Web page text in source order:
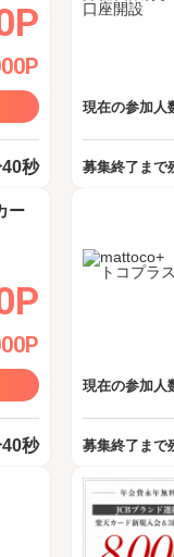
秒
現在の参加人
募集終了まで
ー
秒
現在の参加人
募集終了まで